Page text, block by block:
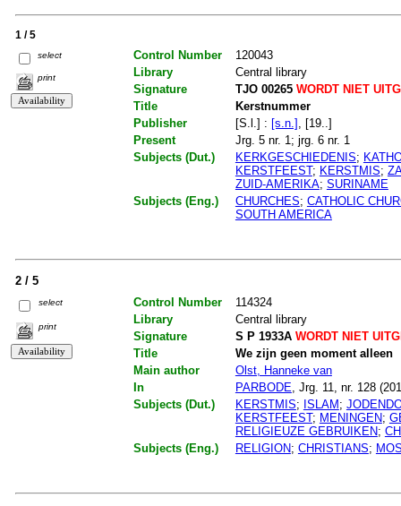
1 / 5
select
print
Control Number
120043
Library
Central library
Signature
TJO 00265WORDT NIET
Title
Kerstnummer
Publisher
[S.l.] : [s.n.]
, [19..]
Present
Jrg. 5 nr. 1; jrg. 6 nr. 1
Subjects (Dut.)
KERKGESCHIEDENIS;
KERSTFEEST; KERSTMIS;
ZUID-AMERIKA; SURINAME
Subjects (Eng.)
CHURCHES; CATHOLIC
SOUTH AMERICA
2 / 5
select
print
Control Number
114324
Library
Central library
Signature
S P 1933A WORDT NIET
Title
We zijn geen moment alleen
Main author
Olst, Hanneke van
In
PARBODE , Jrg. 11, nr. 128
Subjects (Dut.)
KERSTMIS; ISLAM;
KERSTFEEST; MENINGEN;
RELIGIEUZE GEBRUIKEN;
Subjects (Eng.)
RELIGION; CHRISTIANS;